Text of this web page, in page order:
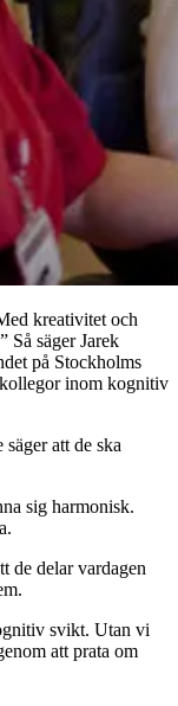
kreativitet och
Så säger Jarek
på Stockholms
inom kognitiv
att de ska
sig harmonisk.
de delar vardagen
svikt. Utan vi
att prata om